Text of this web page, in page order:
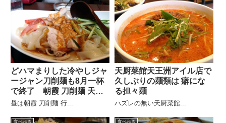
どハマまりした冷やしジャ
ージャン刀削麺も8月一杯
で終了 朝霞 刀削麺 天王
洲店
昼は朝霞 刀削麺 行...
天厨菜館天王洲アイル店で
久しぶりの麺類は 癖にな
る担々麺
ハズレの無い天厨菜館...
食べ歩き 食べ歩き